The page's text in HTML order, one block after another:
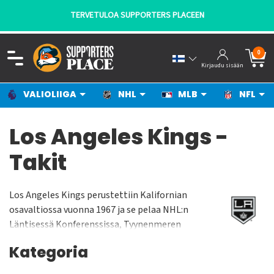
TERVETULOA SUPPORTERS PLACEEN
Kirjaudu sisään
0
VALIOLIIGA NHL MLB NFL
Los Angeles Kings -
Takit
Los Angeles Kings perustettiin Kalifornian
osavaltiossa vuonna 1967 ja se pelaa NHL:n
Läntisessä Konferenssissa, Tyynenmeren
kotiottelunsa Staples Centerissä jonka
Kategoria